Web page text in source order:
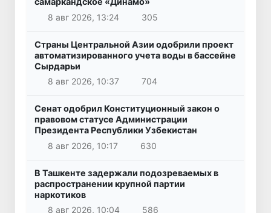
8 авг 2026, 13:24
305
Страны Центральной Азии одобрили проект
автоматизированного учета воды в бассейне
Сырдарьи
8 авг 2026, 10:37
704
Сенат одобрил Конституционный закон о
правовом статусе Администрации
Президента Республики Узбекистан
8 авг 2026, 10:17
630
В Ташкенте задержали подозреваемых в
распространении крупной партии
наркотиков
8 авг 2026, 10:04
586